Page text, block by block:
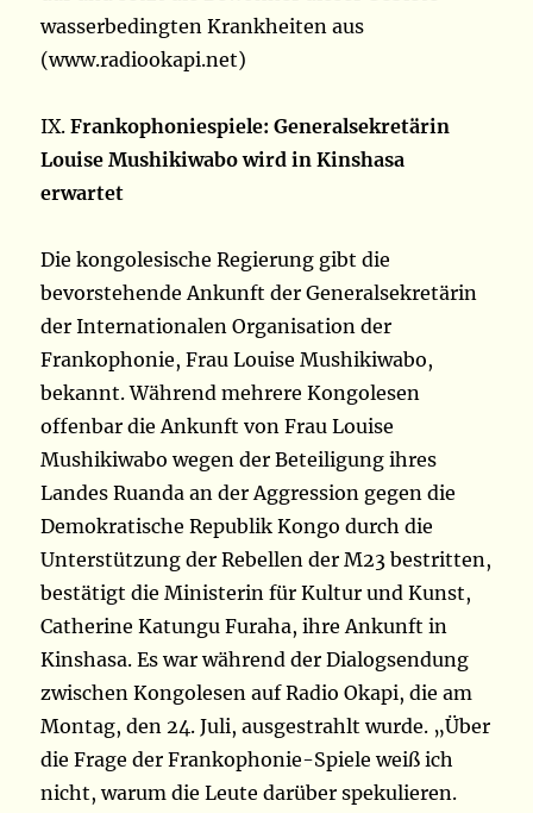
wasserbedingten Krankheiten aus
(www.radiookapi.net)
IX.Frankophoniespiele: Generalsekretärin
Louise Mushikiwabo wird in Kinshasa
erwartet
Die kongolesische Regierung gibt die
bevorstehende Ankunft der Generalsekretärin
der Internationalen Organisation der
Frankophonie, Frau Louise Mushikiwabo,
bekannt. Während mehrere Kongolesen
offenbar die Ankunft von Frau Louise
Mushikiwabo wegen der Beteiligung ihres
Landes Ruanda an der Aggression gegen die
Demokratische Republik Kongo durch die
Unterstützung der Rebellen der M23 bestritten,
bestätigt die Ministerin für Kultur und Kunst,
Catherine Katungu Furaha, ihre Ankunft in
Kinshasa. Es war während der Dialogsendung
zwischen Kongolesen auf Radio Okapi, die am
Montag, den 24. Juli, ausgestrahlt wurde. „Über
die Frage der Frankophonie-Spiele weiß ich
nicht, warum die Leute darüber spekulieren.